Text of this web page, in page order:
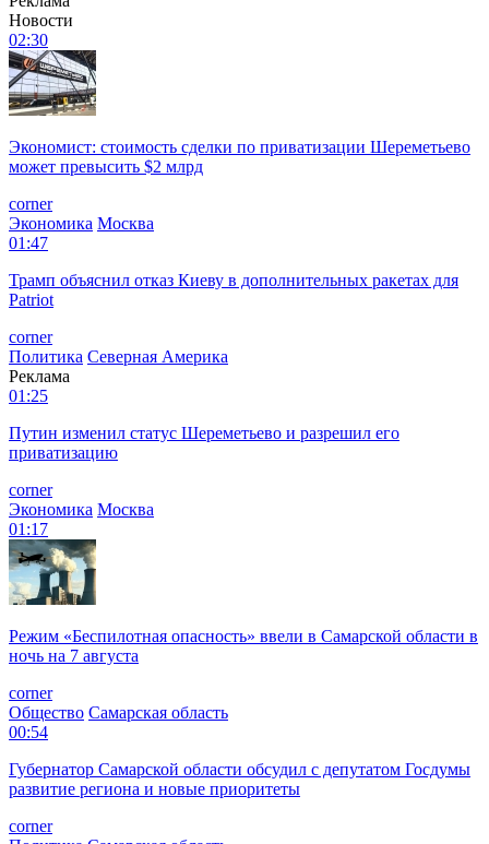
Новости
02:30
Экономист: стоимость сделки по приватизации Шереметьево
может превысить $2 млрд
corner
Экономика Москва
01:47
Трамп объяснил отказ Киеву в дополнительных ракетах для
Patriot
corner
Политика Северная Америка
Реклама
01:25
Путин изменил статус Шереметьево и разрешил его
приватизацию
corner
Экономика Москва
01:17
Режим «Беспилотная опасность» ввели в Самарской области в
ночь на 7 августа
corner
Общество Самарская область
00:54
Губернатор Самарской области обсудил с депутатом Госдумы
развитие региона и новые приоритеты
corner